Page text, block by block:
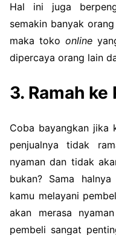
Hal ini juga
semakin banyak
maka tokoonline
dipercaya orang lain
3. Ramah ke
Coba bayangkan jika
penjualnya tidak
nyaman dan tidak
bukan? Sama halnya
kamu melayani
akan merasa
pembeli sangat